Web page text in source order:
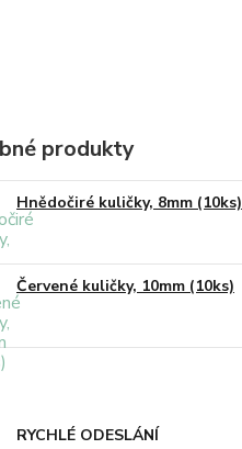
produkty
Hnědočiré kuličky, 8mm (10ks)
Červené kuličky, 10mm (10ks)
RYCHLÉ ODESLÁNÍ